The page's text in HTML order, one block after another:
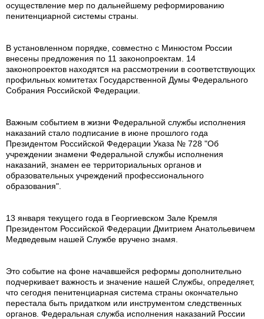
осуществление мер по дальнейшему реформированию
пенитенциарной системы страны.
В установленном порядке, совместно с Минюстом России
внесены предложения по 11 законопроектам. 14
законопроектов находятся на рассмотрении в соответствующих
профильных комитетах Государственной Думы Федерального
Собрания Российской Федерации.
Важным событием в жизни Федеральной службы исполнения
наказаний стало подписание в июне прошлого года
Президентом Российской Федерации Указа № 728 "Об
учреждении знамени Федеральной службы исполнения
наказаний, знамен ее территориальных органов и
образовательных учреждений профессионального
образования".
13 января текущего года в Георгиевском Зале Кремля
Президентом Российской Федерации Дмитрием Анатольевичем
Медведевым нашей Службе вручено знамя.
Это событие на фоне начавшейся реформы дополнительно
подчеркивает важность и значение нашей Службы, определяет,
что сегодня пенитенциарная система страны окончательно
перестала быть придатком или инструментом следственных
органов. Федеральная служба исполнения наказаний России